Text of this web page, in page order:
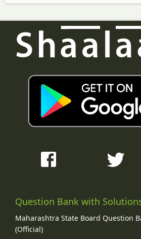
Question Bank with
Maharashtra State Board Question
(Official)